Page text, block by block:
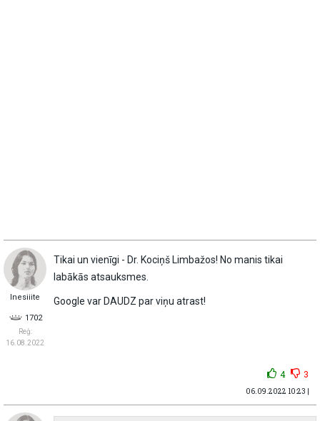
Inesiiite
1702
Reģ:
16.08.2022
Tikai un vienīgi - Dr. Kociņš Limbažos! No manis tikai
labākās atsauksmes.
Google var DAUDZ par viņu atrast!
4 3
06.09.2022 10:23 |